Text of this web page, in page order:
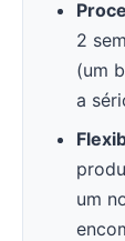
2
(um
a
um